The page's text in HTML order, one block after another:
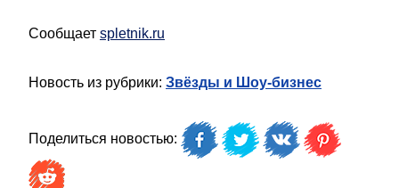
Сообщает spletnik.ru
Новость из рубрики: Звёзды и Шоу-бизнес
Поделиться новостью: